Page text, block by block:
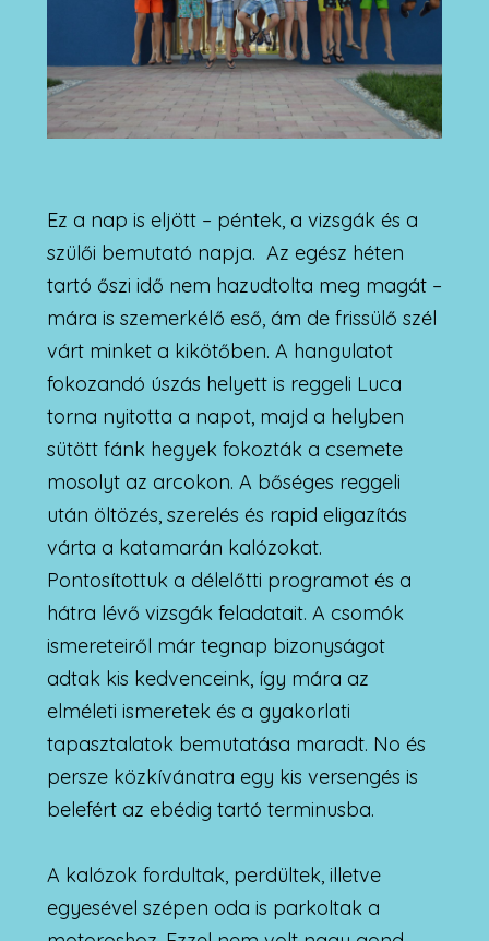
Ez a nap is eljött – péntek, a vizsgák és a
szülői bemutató napja. Az egész héten
tartó őszi idő nem hazudtolta meg magát –
mára is szemerkélő eső, ám de frissülő szél
várt minket a kikötőben. A hangulatot
fokozandó úszás helyett is reggeli Luca
torna nyitotta a napot, majd a helyben
sütött fánk hegyek fokozták a csemete
mosolyt az arcokon. A bőséges reggeli
után öltözés, szerelés és rapid eligazítás
várta a katamarán kalózokat.
Pontosítottuk a délelőtti programot és a
hátra lévő vizsgák feladatait. A csomók
ismereteiről már tegnap bizonyságot
adtak kis kedvenceink, így mára az
elméleti ismeretek és a gyakorlati
tapasztalatok bemutatása maradt. No és
persze közkívánatra egy kis versengés is
belefért az ebédig tartó terminusba.
A kalózok fordultak, perdültek, illetve
egyesével szépen oda is parkoltak a